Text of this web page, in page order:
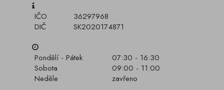
IČO
36297968
DIČ
SK2020174871
Pondělí - Pátek
07:30 - 16:30
Sobota
09:00 - 11:00
Neděle
zavřeno